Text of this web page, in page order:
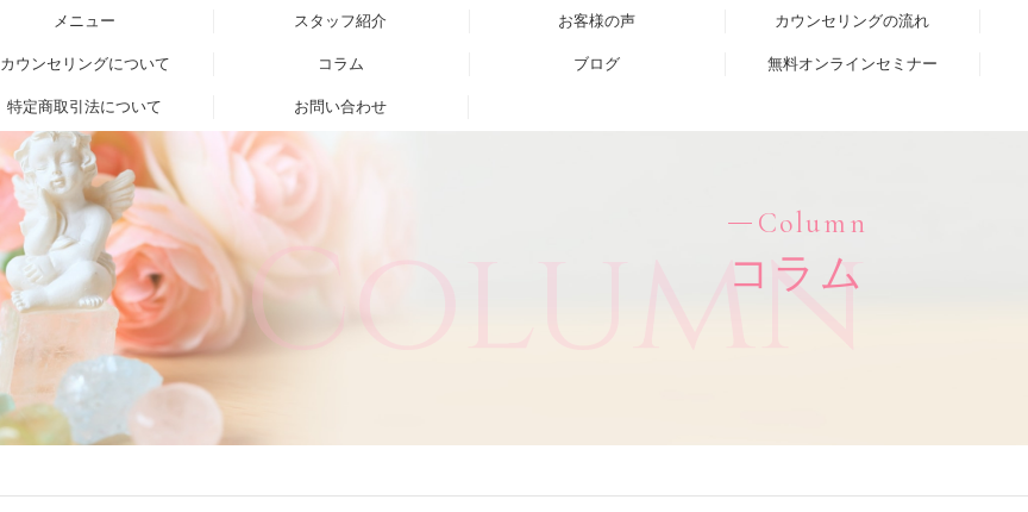
メニュー スタッフ紹介 お客様の声 カウンセリングの流れ
カウンセリングについて コラム ブログ 無料オンラインセミナー
特定商取引法について お問い合わせ
Column
コラム
Column